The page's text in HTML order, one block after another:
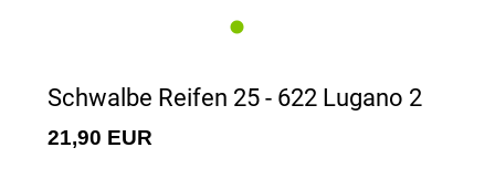
Schwalbe Reifen 25 - 622 Lugano 2
21,90 EUR